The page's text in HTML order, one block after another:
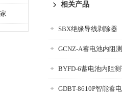
相关产品
SBX绝缘导线剥除器
GCNZ-A蓄电池内阻
BYFD-6蓄电池内阻
GDBT-8610P智能蓄